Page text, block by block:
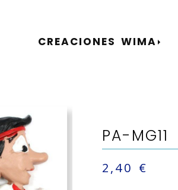
CREACIONES WIMA
PA-MG11
2,40 €